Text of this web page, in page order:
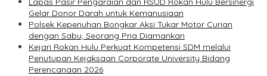
Gelar Donor Darah untuk Kemanusiaan
Polsek Kepenuhan Bongkar Aksi Tukar Motor Curian
dengan Sabu, Seorang Pria Diamankan
Kejari Rokan Hulu Perkuat Kompetensi SDM melalui
Penutupan Kejaksaan Corporate University Bidang
Perencanaan 2026